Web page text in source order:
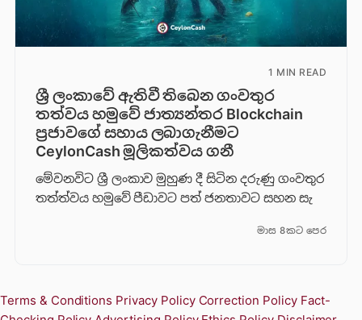
1 MIN READ
ශ්‍රී ලංකාවේ ඇතිවී තිබෙන ගංවතුර
තත්වය හමුවේ ජාත්‍යන්තර Blockchain
ප්‍රජාවගේ සහාය ලබාගැනීමට
CeylonCash මූලිකත්වය ග​නී
මේවනවිට ශ්‍රී ලංකාව මුහුණ දී සිටින දරුණු ගංවතුර
තත්ත්වය හමුවේ පීඩාවට පත් ජනතාවට සහන සැ
මාස 8කට පෙර
Terms & Conditions Privacy Policy Correction Policy Fact-